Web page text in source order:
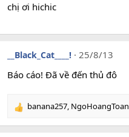
chị ơi hichic
__Black_Cat____!
25/8/13
Báo cáo! Đã về đến thủ đô
R
banana257, NgoHoangToan